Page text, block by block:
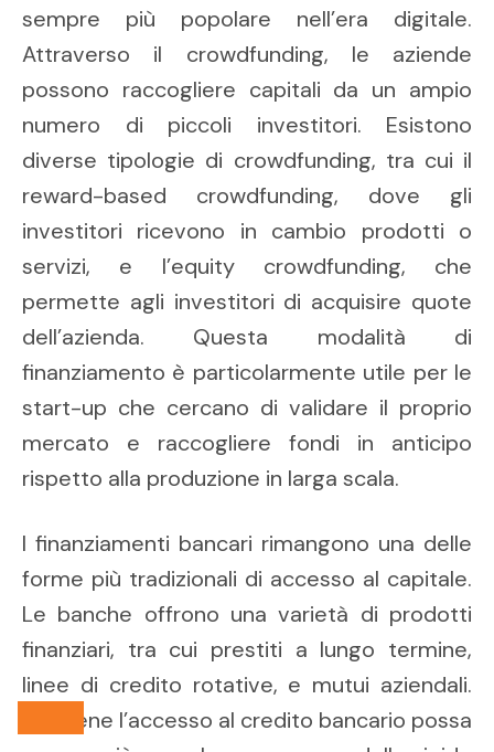
sempre più popolare nell’era digitale.
Attraverso il crowdfunding, le aziende
possono raccogliere capitali da un ampio
numero di piccoli investitori. Esistono
diverse tipologie di crowdfunding, tra cui il
reward-based crowdfunding, dove gli
investitori ricevono in cambio prodotti o
servizi, e l’equity crowdfunding, che
permette agli investitori di acquisire quote
dell’azienda. Questa modalità di
finanziamento è particolarmente utile per le
start-up che cercano di validare il proprio
mercato e raccogliere fondi in anticipo
rispetto alla produzione in larga scala.
I finanziamenti bancari rimangono una delle
forme più tradizionali di accesso al capitale.
Le banche offrono una varietà di prodotti
finanziari, tra cui prestiti a lungo termine,
linee di credito rotative, e mutui aziendali.
Sebbene l’accesso al credito bancario possa